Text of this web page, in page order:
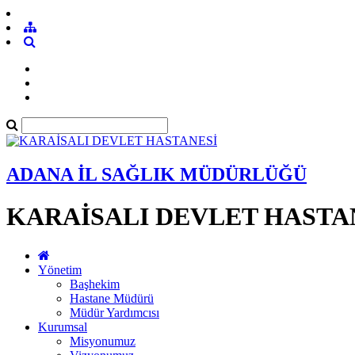
ADANA İL SAĞLIK MÜDÜRLÜĞÜ
KARAİSALI DEVLET
Yönetim
Başhekim
Hastane Müdürü
Müdür Yardımcısı
Kurumsal
Misyonumuz